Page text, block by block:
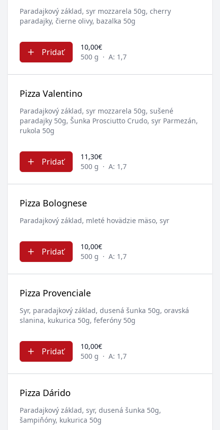
Paradajkový základ, syr mozzarela 50g, cherry
paradajky, čierne olivy, bazalka 50g
Pridať
10,00€
500 g · A: 1,7
Pizza Valentino
Paradajkový základ, syr mozzarela 50g, sušené
paradajky 50g, Šunka Prosciutto Crudo, syr Parmezán,
rukola 50g
Pridať
11,30€
500 g · A: 1,7
Pizza Bolognese
Paradajkový základ, mleté hovädzie mäso, syr
Pridať
10,00€
500 g · A: 1,7
Pizza Provenciale
Syr, paradajkový základ, dusená šunka 50g, oravská
slanina, kukurica 50g, feferóny 50g
Pridať
10,00€
500 g · A: 1,7
Pizza Dárido
Paradajkový základ, syr, dusená šunka 50g,
šampiňóny, kukurica 50g